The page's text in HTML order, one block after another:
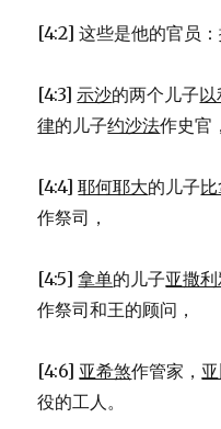
[4:2] 这些是他的官员：
[4:3]示沙的两个儿子以
律的儿子约沙法作史官，
[4:4]耶何耶大的儿子
作祭司，
[4:5]拿单的儿子亚撒
作祭司和王的顾问，
[4:6] 亚希煞作管家，
役的工人。